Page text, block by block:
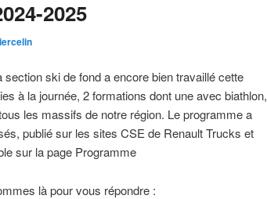
2025
section ski de fond a encore bien travaillé cette
à la journée, 2 formations dont une avec biathlon,
les massifs de notre région. Le programme a
publié sur les sites CSE de Renault Trucks et
sur la page Programme
là pour vous répondre :